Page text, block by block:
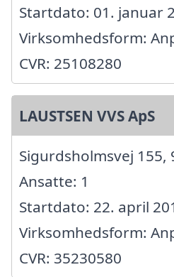
Startdato: 01. januar
Virksomhedsform:
CVR: 25108280
LAUSTSEN VVS ApS
Sigurdsholmsvej 155,
Ansatte: 1
Startdato: 22. april
Virksomhedsform:
CVR: 35230580